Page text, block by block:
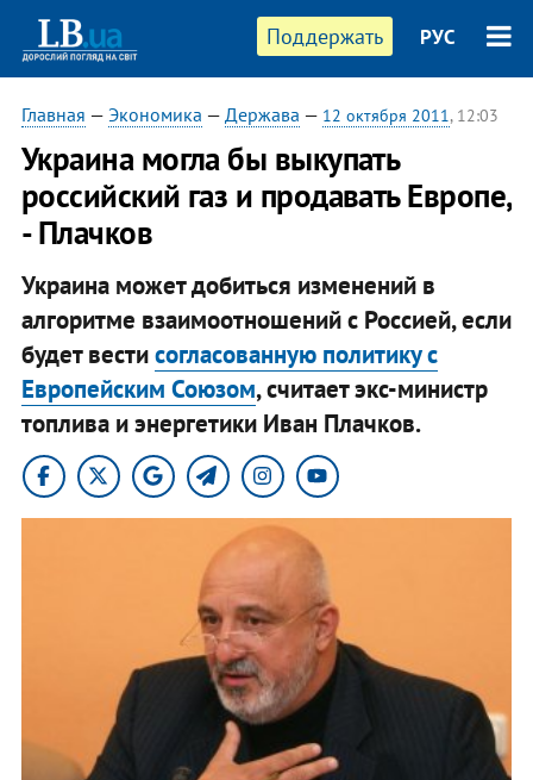
Поддержать РУС
Главная — Экономика — Держава — 12 октября 2011, 12:03
Украина могла бы выкупать
российский газ и продавать Европе,
- Плачков
Украина может добиться изменений в
алгоритме взаимоотношений с Россией, если
будет вестисогласованную политику с
Европейским Союзом, считает экс-министр
топлива и энергетики Иван Плачков.